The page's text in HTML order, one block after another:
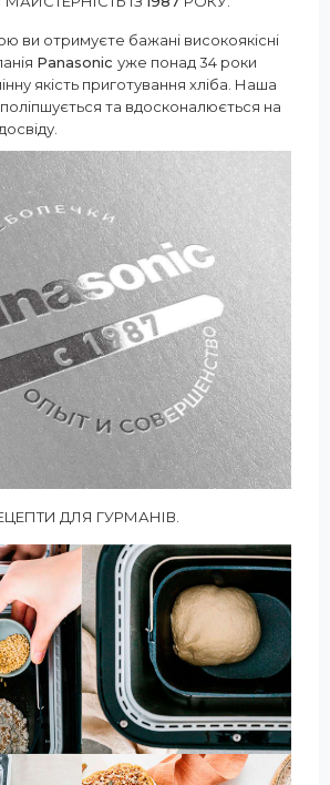
ви отримуєте бажані високоякісні
Panasonic уже понад 34 роки
якість приготування хліба. Наша
поліпшується та вдосконалюється на
ДЛЯ ГУРМАНІВ.